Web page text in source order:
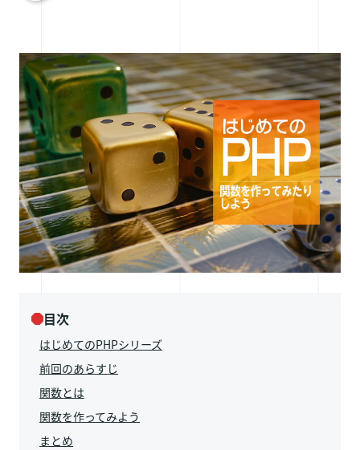
目次
はじめてのPHPシリーズ
前回のあらすじ
関数とは
関数を作ってみよう
まとめ